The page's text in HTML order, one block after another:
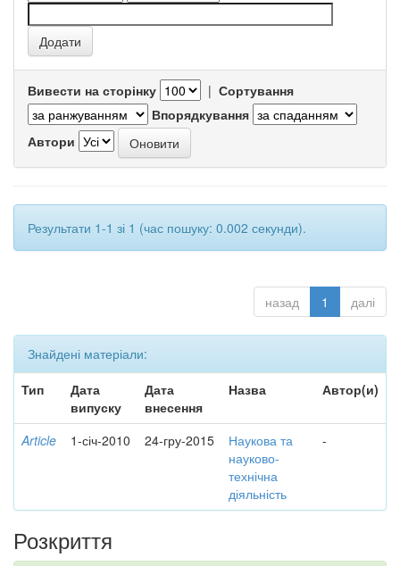
Вивести на сторінку | Сортування
Впорядкування
Автори
Результати 1-1 зі 1 (час пошуку: 0.002 секунди).
назад 1 далі
Знайдені матеріали:
Тип
Дата
випуску
Дата
внесення
Назва Автор(и)
Article 1-січ-2010 24-гру-2015
Наукова та
науково-
технічна
діяльність
-
Розкриття